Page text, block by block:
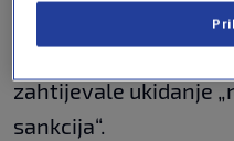
Tada su ove tri
diplomatiju umjesto
zahtijevale ukidanje
sankcija“.